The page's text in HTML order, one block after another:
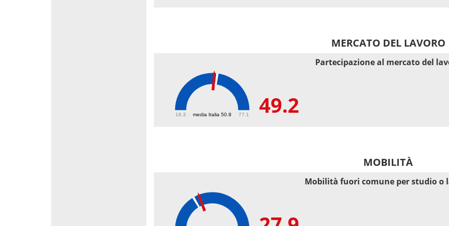
MERCATO DEL LAVORO
media Italia 50.8
19.3 77.1 49.2
Partecipazione al mercato del
MOBILITÀ
Mobilità fuori comune per studio o